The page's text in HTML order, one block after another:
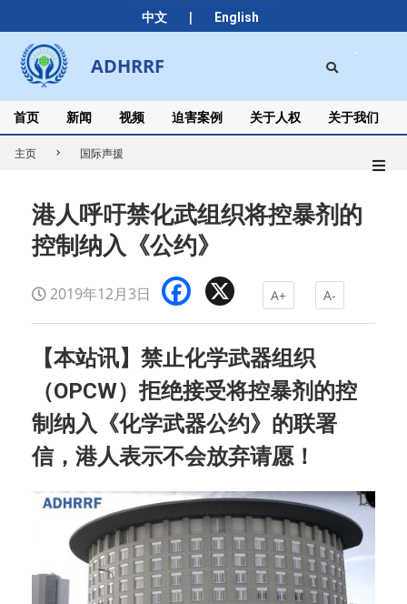
中文 | English
to
content
ADHRRF
Secondary
Navigation
Menu
首页 新闻 视频 迫害案例 关于人权 关于我们
主页 国际声援
港人呼吁禁化武组织将控暴剂的
控制纳入《公约》
2019年12月3日 Facebook A+ A-
【本站讯】禁止化学武器组织
（OPCW）拒绝接受将控暴剂的控
制纳入《化学武器公约》的联署
信，港人表示不会放弃请愿！